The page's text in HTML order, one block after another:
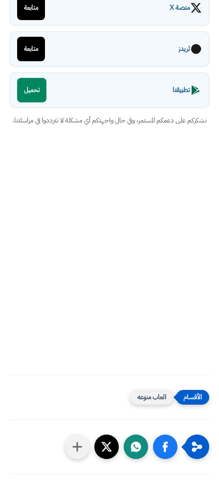
منصة X متابعة
ثريدز متابعة
تطبيقنا تحميل
نشكركم على دعمكم المستمر، وفي حال واجهتكم أي مشكلة لا تترددوا في مراسلتنا.
العاب منوعه